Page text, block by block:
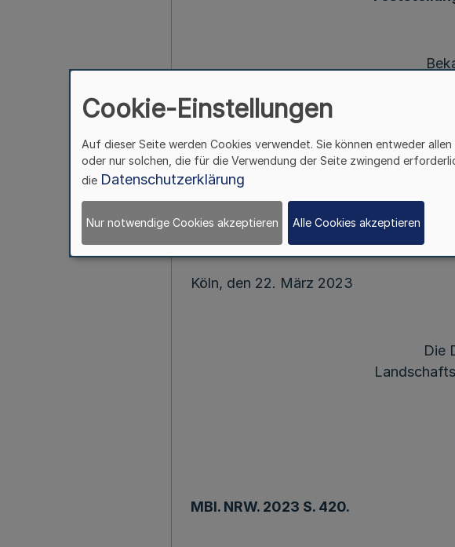
des
Die Feststellung eines Nachfolgers ist
öffentlich bekannt gemacht worden.
Köln, den 22. März 2023
Die
MBl. NRW. 2023 S. 420.
Cookie-Einstellungen
Auf dieser Seite werden Cookies verwendet. Sie können entweder allen
oder nur solchen, die für die Verwendung der Seite zwingend
die Datenschutzerklärung
Nur notwendige Cookies akzeptieren Alle Cookies akzeptieren